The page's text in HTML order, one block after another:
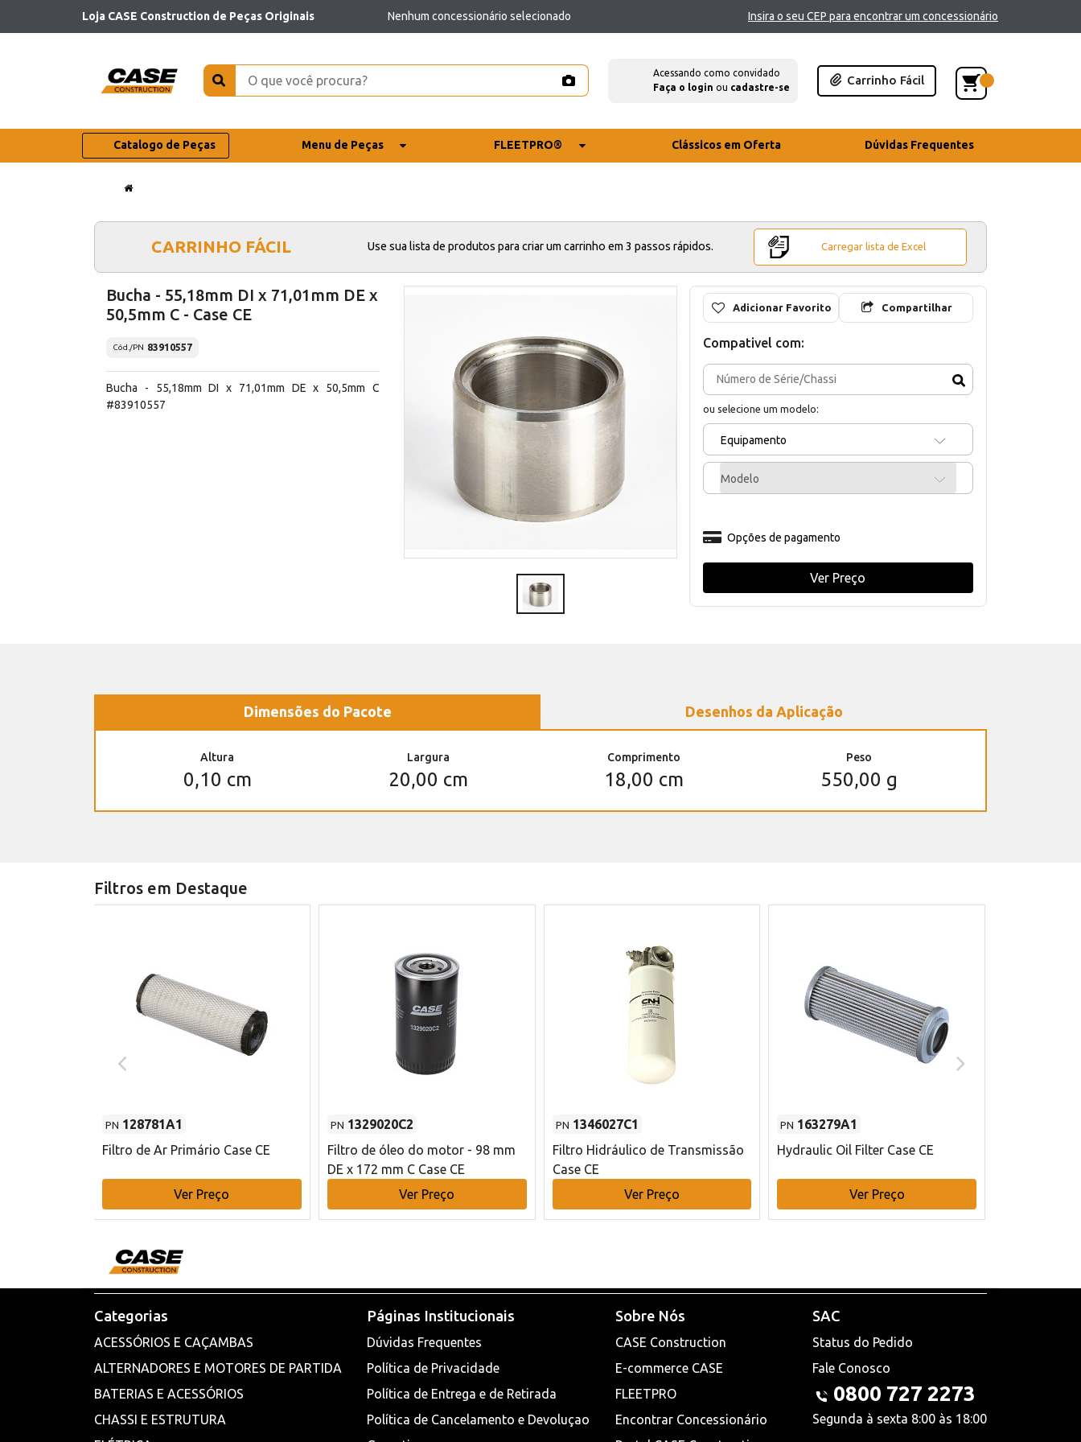
Loja CASE Construction de Peças Originais Nenhum concessionário selecionado Insira o seu CEP para encontrar um concessionário
Acessando como convidado
Faça o login ou cadastre-se
Carrinho Fácil
Catalogo de Peças Menu de Peças FLEETPRO® Clássicos em Oferta Dúvidas Frequentes
CARRINHO FÁCIL Use sua lista de produtos para criar um carrinho em 3 passos rápidos. Carregar lista de Excel
Bucha - 55,18mm DI x 71,01mm DE x
50,5mm C - Case CE
Cód./PN 83910557
Bucha - 55,18mm DI x 71,01mm DE x 50,5mm C
#83910557
Adicionar Favorito Compartilhar
Compativel com:
ou selecione um modelo:
Equipamento
Modelo
Opções de pagamento
Ver Preço
Dimensões do Pacote Desenhos da Aplicação
Altura
0,10 cm
Largura
20,00 cm
Comprimento
18,00 cm
Peso
550,00 g
Filtros em Destaque
PN 128781A1
Filtro de Ar Primário Case CE
Ver Preço
PN 1329020C2
Filtro de óleo do motor - 98 mm
DE x 172 mm C Case CE
Ver Preço
PN 1346027C1
Filtro Hidráulico de Transmissão
Case CE
Ver Preço
PN 163279A1
Hydraulic Oil Filter Case CE
Ver Preço
Categorias
ACESSÓRIOS E CAÇAMBAS
ALTERNADORES E MOTORES DE PARTIDA
BATERIAS E ACESSÓRIOS
CHASSI E ESTRUTURA
Páginas Institucionais
Dúvidas Frequentes
Política de Privacidade
Política de Entrega e de Retirada
Política de Cancelamento e Devoluçao
Sobre Nós
CASE Construction
E-commerce CASE
FLEETPRO
Encontrar Concessionário
SAC
Status do Pedido
Fale Conosco
0800 727 2273
Segunda à sexta 8:00 às 18:00